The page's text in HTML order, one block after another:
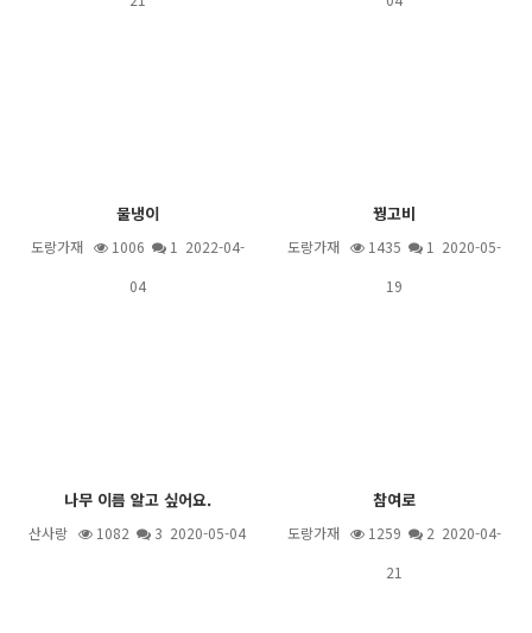
물냉이
도랑가재 1006 1 2022-04-
04
꿩고비
도랑가재 1435 1 2020-05-
19
나무 이름 알고 싶어요.
산사랑 1082 3 2020-05-04
참여로
도랑가재 1259 2 2020-04-
21